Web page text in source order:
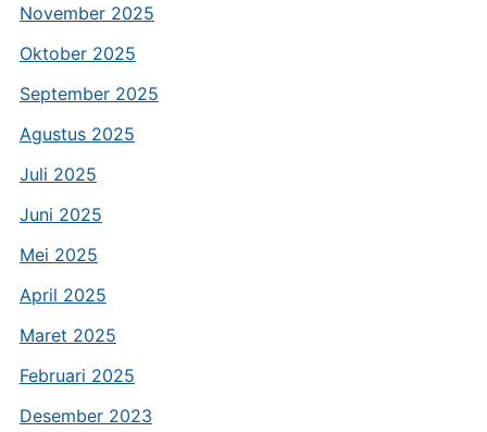
November 2025
Oktober 2025
September 2025
Agustus 2025
Juli 2025
Juni 2025
Mei 2025
April 2025
Maret 2025
Februari 2025
Desember 2023